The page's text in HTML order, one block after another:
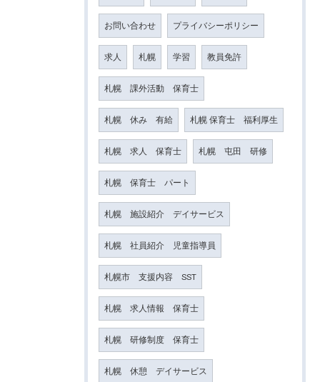
お問い合わせ プライバシーポリシー
求人 札幌 学習 教員免許
札幌 課外活動 保育士
札幌 休み 有給 札幌 保育士 福利厚生
札幌 求人 保育士 札幌 屯田 研修
札幌 保育士 パート
札幌 施設紹介 デイサービス
札幌 社員紹介 児童指導員
札幌市 支援内容 SST
札幌 求人情報 保育士
札幌 研修制度 保育士
札幌 休憩 デイサービス